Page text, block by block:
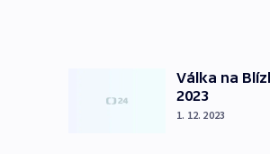
Válka na
2023
1. 12. 2023